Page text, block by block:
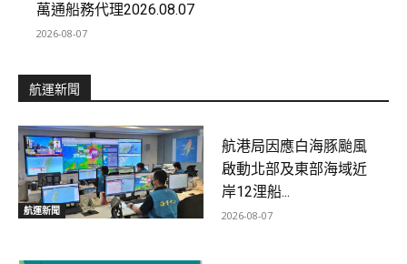
萬通船務代理2026.08.07
2026-08-07
航運新聞
航運新聞
航港局因應白海豚颱風
啟動北部及東部海域近
岸12浬船...
2026-08-07